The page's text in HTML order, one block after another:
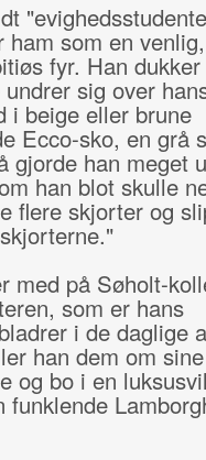
ham som en
fyr. Han
sig over
i beige eller brune
Ecco-sko, en grå
gjorde han meget
han blot skulle
flere skjorter og
med på Søholt-
som er hans
i de daglige
han dem om
og bo i en